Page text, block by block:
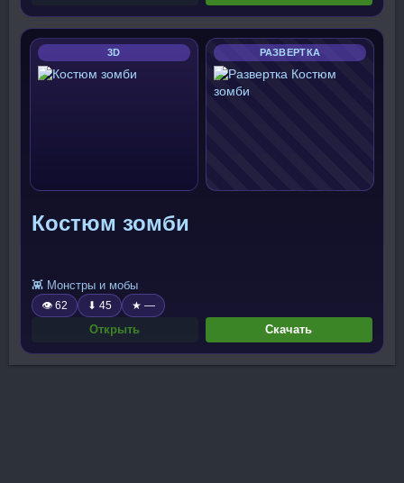
3D РАЗВЕРТКА
Костюм зомби
👾 Монстры и мобы
👁 62 ⬇ 45 ★ —
Открыть Скачать